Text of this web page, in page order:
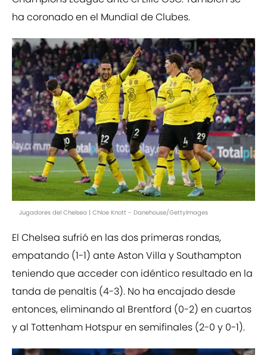
ha coronado en el Mundial de Clubes.
Jugadores del Chelsea | Chloe Knott - Danehouse/GettyImages
El Chelsea sufrió en las dos primeras rondas,
empatando (1-1) ante Aston Villa y Southampton
teniendo que acceder con idéntico resultado en la
tanda de penaltis (4-3). No ha encajado desde
entonces, eliminando al Brentford (0-2) en cuartos
y al Tottenham Hotspur en semifinales (2-0 y 0-1).